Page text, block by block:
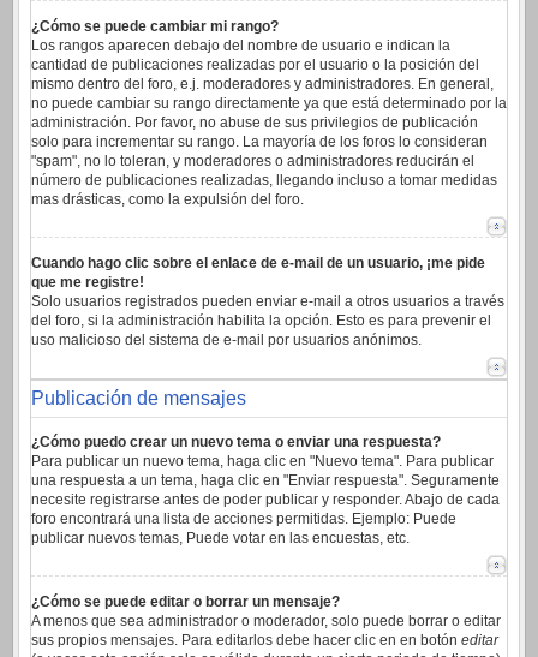
¿Cómo se puede cambiar mi rango?
Los rangos aparecen debajo del nombre de usuario e indican la
cantidad de publicaciones realizadas por el usuario o la posición del
mismo dentro del foro, e.j. moderadores y administradores. En general,
no puede cambiar su rango directamente ya que está determinado por la
administración. Por favor, no abuse de sus privilegios de publicación
solo para incrementar su rango. La mayoría de los foros lo consideran
"spam", no lo toleran, y moderadores o administradores reducirán el
número de publicaciones realizadas, llegando incluso a tomar medidas
mas drásticas, como la expulsión del foro.
Cuando hago clic sobre el enlace de e-mail de un usuario, ¡me pide
que me registre!
Solo usuarios registrados pueden enviar e-mail a otros usuarios a través
del foro, si la administración habilita la opción. Esto es para prevenir el
uso malicioso del sistema de e-mail por usuarios anónimos.
Publicación de mensajes
¿Cómo puedo crear un nuevo tema o enviar una respuesta?
Para publicar un nuevo tema, haga clic en "Nuevo tema". Para publicar
una respuesta a un tema, haga clic en "Enviar respuesta". Seguramente
necesite registrarse antes de poder publicar y responder. Abajo de cada
foro encontrará una lista de acciones permitidas. Ejemplo: Puede
publicar nuevos temas, Puede votar en las encuestas, etc.
¿Cómo se puede editar o borrar un mensaje?
A menos que sea administrador o moderador, solo puede borrar o editar
sus propios mensajes. Para editarlos debe hacer clic en en botón editar